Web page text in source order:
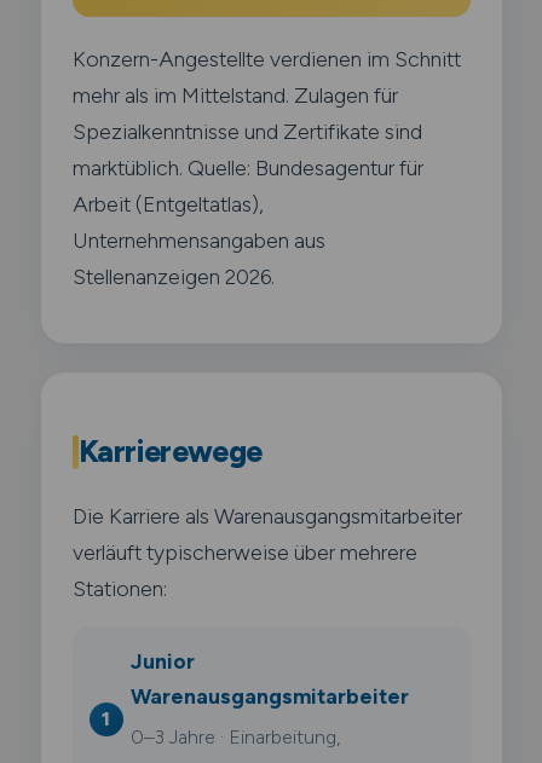
Konzern-Angestellte verdienen im Schnitt
mehr als im Mittelstand. Zulagen für
Spezialkenntnisse und Zertifikate sind
marktüblich. Quelle: Bundesagentur für
Arbeit (Entgeltatlas),
Unternehmensangaben aus
Stellenanzeigen 2026.
Karrierewege
Die Karriere als Warenausgangsmitarbeiter
verläuft typischerweise über mehrere
Stationen:
Junior
Warenausgangsmitarbeiter
0–3 Jahre · Einarbeitung,